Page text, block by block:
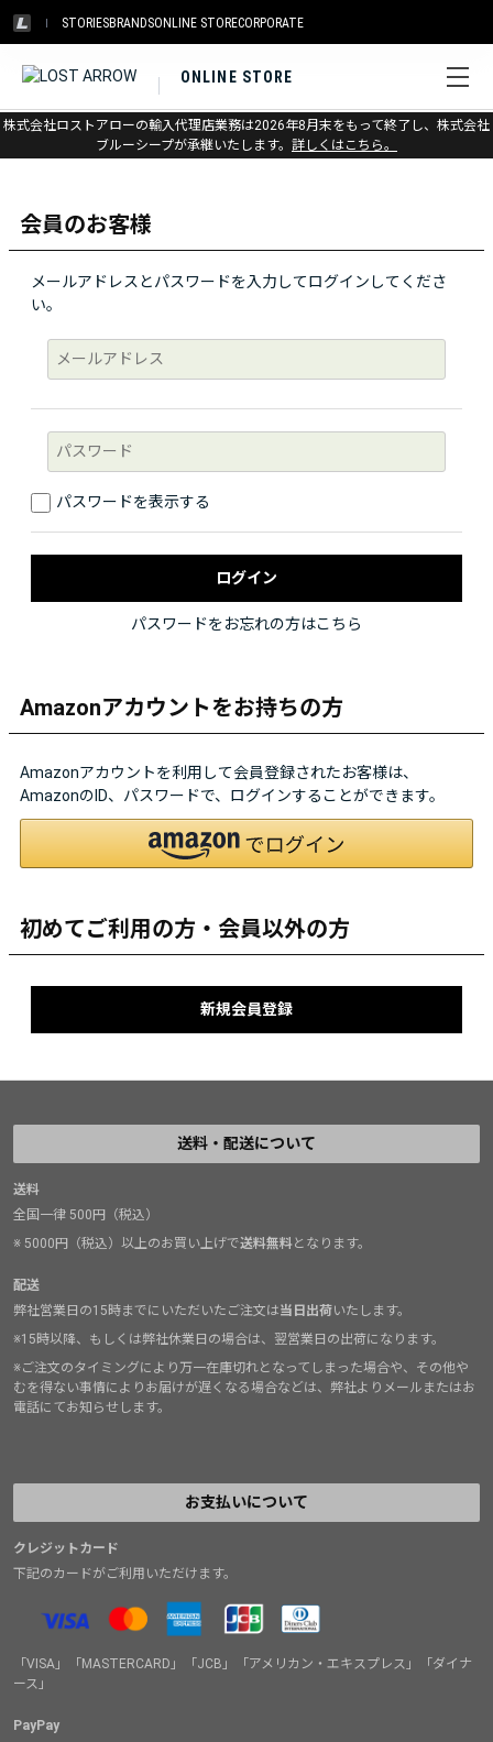
STORIESBRANDSONLINE STORECORPORATE
ONLINE STORE
株式会社ロストアローの輸入代理店業務は2026年8月末をもって終了し、株式会社
ブルーシープが承継いたします。 詳しくはこちら。
ログイン
会員のお客様
メールアドレスとパスワードを入力してログインしてくださ
い。
パスワードを表示する
パスワードをお忘れの方はこちら
Amazonアカウントをお持ちの方
Amazonアカウントを利用して会員登録されたお客様は、
AmazonのID、パスワードで、ログインすることができます。
初めてご利用の方・会員以外の方
送料・配送について
送料
全国一律 500円（税込）
※ 5000円（税込）以上のお買い上げで送料無料となります。
配送
弊社営業日の15時までにいただいたご注文は当日出荷いたします。
※15時以降、もしくは弊社休業日の場合は、翌営業日の出荷になります。
※ご注文のタイミングにより万一在庫切れとなってしまった場合や、その他や
むを得ない事情によりお届けが遅くなる場合などは、弊社よりメールまたはお
電話にてお知らせします。
お支払いについて
クレジットカード
下記のカードがご利用いただけます。
「VISA」「MASTERCARD」「JCB」「アメリカン・エキスプレス」「ダイナ
ース」
PayPay